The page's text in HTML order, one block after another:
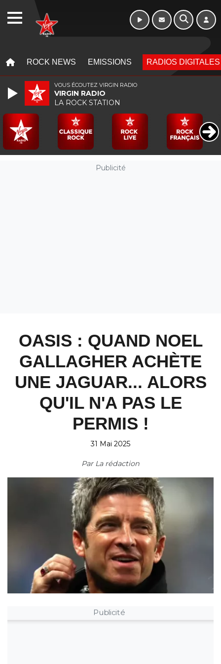
ROCK NEWS EMISSIONS RADIOS DIGITALES
Publicité
OASIS : QUAND NOEL
GALLAGHER ACHÈTE
UNE JAGUAR... ALORS
QU'IL N'A PAS LE
PERMIS !
31 Mai 2025
Par La rédaction
Publicité
VOUS ÉCOUTEZ VIRGIN RADIO
VIRGIN RADIO
LA ROCK STATION
WEBRADIO Week-end de 16h
à 20h